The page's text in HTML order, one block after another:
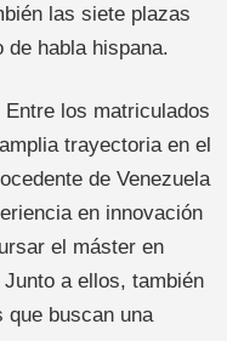
las siete plazas
de habla hispana.
los matriculados
trayectoria en el
de Venezuela
en innovación
el máster en
a ellos, también
que buscan una